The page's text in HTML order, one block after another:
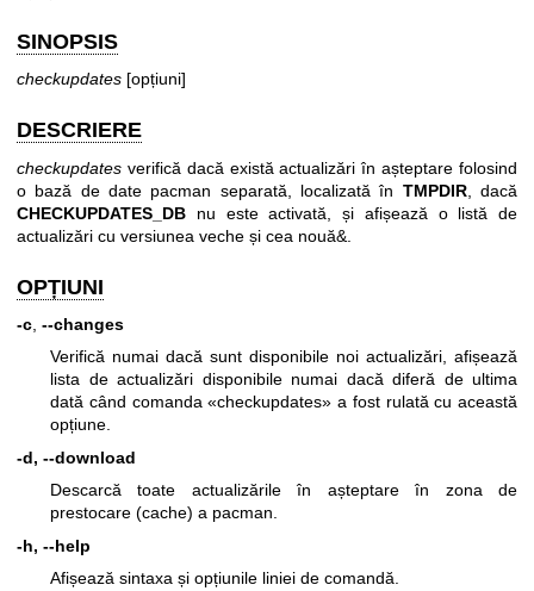
SINOPSIS
checkupdates [opțiuni]
DESCRIERE
checkupdates verifică dacă există actualizări în așteptare folosind
o bază de date pacman separată, localizată în TMPDIR, dacă
CHECKUPDATES_DB nu este activată, și afișează o listă de
actualizări cu versiunea veche și cea nouă&.
OPȚIUNI
-c --changes
Verifică numai dacă sunt disponibile noi actualizări, afișează
lista de actualizări disponibile numai dacă diferă de ultima
dată când comanda «checkupdates» a fost rulată cu această
opțiune.
-d, --download
Descarcă toate actualizările în așteptare în zona de
prestocare (cache) a pacman.
-h, --help
Afișează sintaxa și opțiunile liniei de comandă.